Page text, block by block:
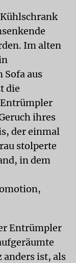
Im alten
Sofa aus
die
ihres
der einmal
stolperte
in dem
Entrümpler
anders ist, als